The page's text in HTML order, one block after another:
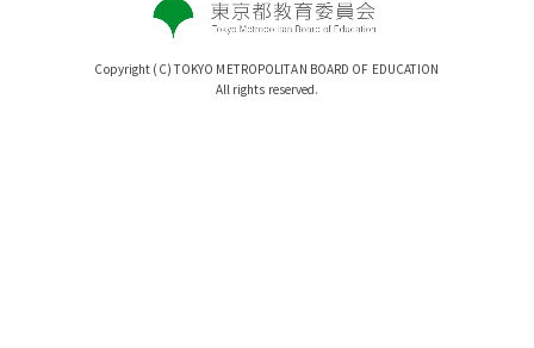
Copyright (C) TOKYO METROPOLITAN BOARD OF EDUCATION
All rights reserved.